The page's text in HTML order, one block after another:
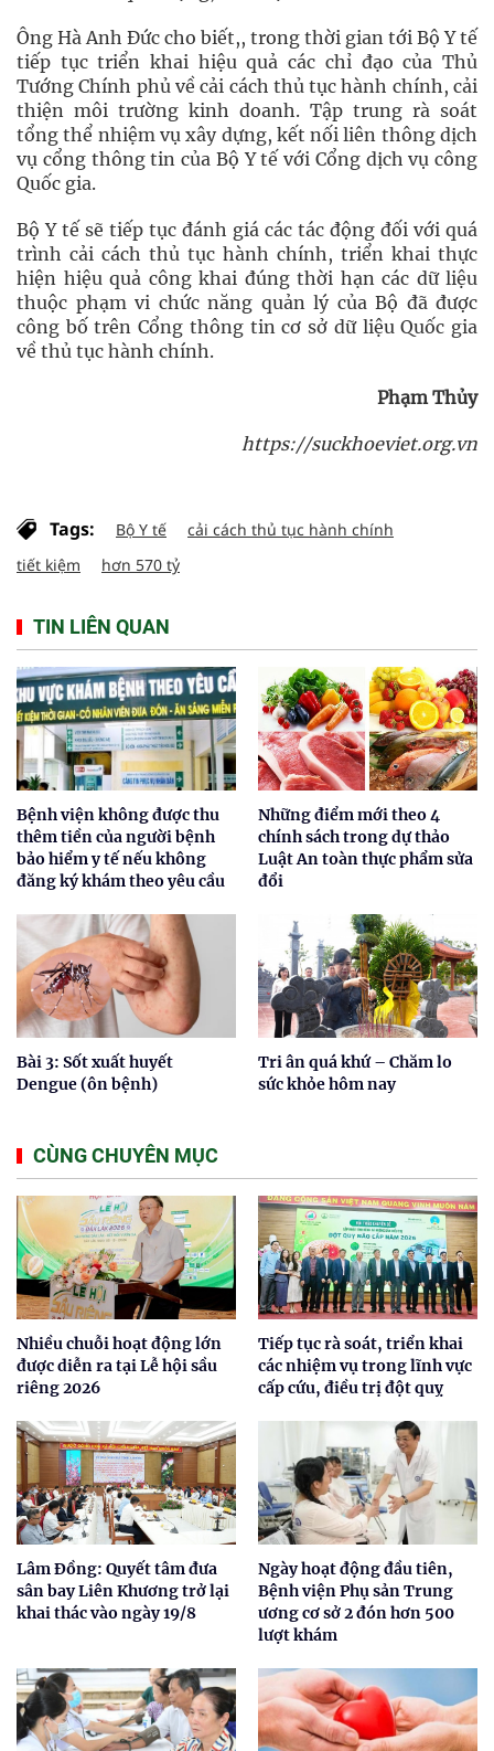
Ông Hà Anh Đức cho biết,, trong thời gian tới Bộ Y tế
tiếp tục triển khai hiệu quả các chỉ đạo của Thủ
Tướng Chính phủ về cải cách thủ tục hành chính, cải
thiện môi trường kinh doanh. Tập trung rà soát
tổng thể nhiệm vụ xây dựng, kết nối liên thông dịch
vụ cổng thông tin của Bộ Y tế với Cổng dịch vụ công
Quốc gia.
Bộ Y tế sẽ tiếp tục đánh giá các tác động đối với quá
trình cải cách thủ tục hành chính, triển khai thực
hiện hiệu quả công khai đúng thời hạn các dữ liệu
thuộc phạm vi chức năng quản lý của Bộ đã được
công bố trên Cổng thông tin cơ sở dữ liệu Quốc gia
về thủ tục hành chính.
Phạm Thủy
https://suckhoeviet.org.vn
Tags: Bộ Y tế
cải cách thủ tục hành chính
tiết kiệm
hơn 570 tỷ
TIN LIÊN QUAN
Bệnh viện không được thu
thêm tiền của người bệnh
bảo hiểm y tế nếu không
đăng ký khám theo yêu cầu
Những điểm mới theo 4
chính sách trong dự thảo
Luật An toàn thực phẩm sửa
đổi
Bài 3: Sốt xuất huyết
Dengue (ôn bệnh)
Tri ân quá khứ – Chăm lo
sức khỏe hôm nay
CÙNG CHUYÊN MỤC
Nhiều chuỗi hoạt động lớn
được diễn ra tại Lễ hội sầu
riêng 2026
Tiếp tục rà soát, triển khai
các nhiệm vụ trong lĩnh vực
cấp cứu, điều trị đột quỵ
Lâm Đồng: Quyết tâm đưa
sân bay Liên Khương trở lại
khai thác vào ngày 19/8
Ngày hoạt động đầu tiên,
Bệnh viện Phụ sản Trung
ương cơ sở 2 đón hơn 500
lượt khám